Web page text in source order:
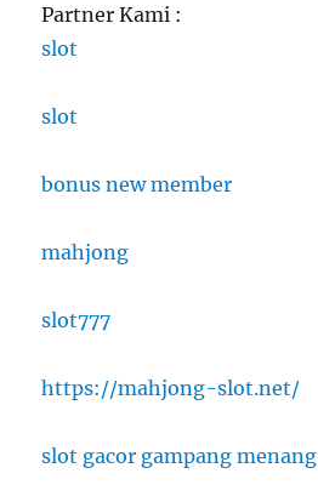
Partner Kami :
slot
slot
bonus new member
mahjong
slot777
https://mahjong-slot.net/
slot gacor gampang menang